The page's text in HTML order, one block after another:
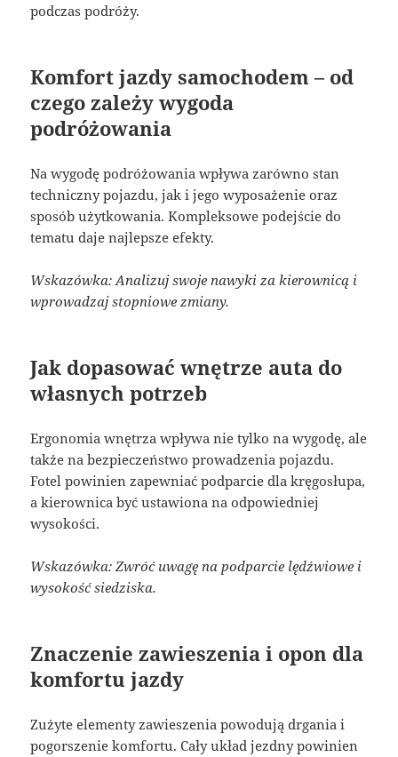
podczas podróży.
Komfort jazdy samochodem – od
czego zależy wygoda
podróżowania
Na wygodę podróżowania wpływa zarówno stan
techniczny pojazdu, jak i jego wyposażenie oraz
sposób użytkowania. Kompleksowe podejście do
tematu daje najlepsze efekty.
Wskazówka: Analizuj swoje nawyki za kierownicą i
wprowadzaj stopniowe zmiany.
Jak dopasować wnętrze auta do
własnych potrzeb
Ergonomia wnętrza wpływa nie tylko na wygodę, ale
także na bezpieczeństwo prowadzenia pojazdu.
Fotel powinien zapewniać podparcie dla kręgosłupa,
a kierownica być ustawiona na odpowiedniej
wysokości.
Wskazówka: Zwróć uwagę na podparcie lędźwiowe i
wysokość siedziska.
Znaczenie zawieszenia i opon dla
komfortu jazdy
Zużyte elementy zawieszenia powodują drgania i
pogorszenie komfortu. Cały układ jezdny powinien